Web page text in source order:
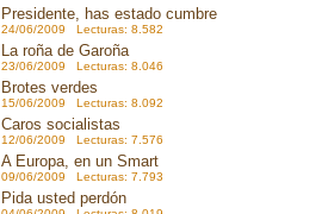
Presidente, has estado cumbre
24/06/2009 Lecturas: 8.582
La roña de Garoña
23/06/2009 Lecturas: 8.046
Brotes verdes
15/06/2009 Lecturas: 8.092
Caros socialistas
12/06/2009 Lecturas: 7.576
A Europa, en un Smart
09/06/2009 Lecturas: 7.793
Pida usted perdón